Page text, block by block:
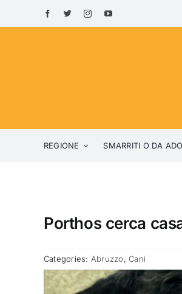
to
REGIONE SMARRITI O DA
Porthos cerca
Categories: Abruzzo,Cani